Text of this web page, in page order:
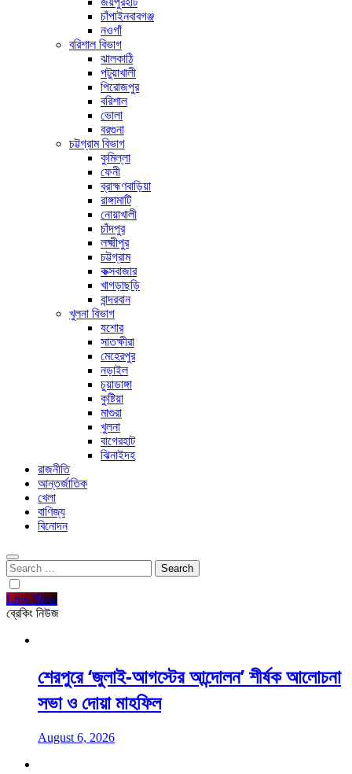
চাঁপাইনবাবগঞ্জ
নওগাঁ
বরিশাল বিভাগ
ঝালকাঠি
পটুয়াখালী
পিরোজপুর
বরিশাল
ভোলা
বরগুনা
চট্টগ্রাম বিভাগ
কুমিল্লা
ফেনী
ব্রাহ্মণবাড়িয়া
রাঙ্গামাটি
নোয়াখালী
চাঁদপুর
লক্ষ্মীপুর
চট্টগ্রাম
কক্সবাজার
খাগড়াছড়ি
বান্দরবান
খুলনা বিভাগ
যশোর
সাতক্ষীরা
মেহেরপুর
নড়াইল
চুয়াডাঙ্গা
কুষ্টিয়া
মাগুরা
খুলনা
বাগেরহাট
ঝিনাইদহ
রাজনীতি
আন্তর্জাতিক
খেলা
বাণিজ্য
বিনোদন
Search
for:
Live Now
ব্রেকিং নিউজ
শেরপুরে ‘জুলাই-আগস্টের আন্দোলন’ শীর্ষক আলোচনা
সভা ও দোয়া মাহফিল
August 6, 2026